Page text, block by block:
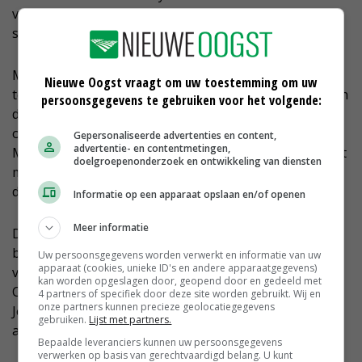
vreest de Wit voor de vele regels. 'Het waterschap wil
schone sloten. Hoe past lisdodde daar dan in?'
Melkveehouder Bert de Groot uit Woerden ziet natte
teelten niet meteen als oplossing voor de problemen in
de veenweiden. 'De projecten zitten in de
ontwikkelingsfase en moeten nog worden uitgewerkt.
Maar het is interessant om na te denken of we niet wat
met onze watergangen kunnen. Vooralsnog halen we
daar nul opbrengst uit.'
De Groot stelt dat er eerst een onderbouwde
businesscase moet komen. 'Ik denk dat het volgende
veldcongres moet gaan over de afzetmarkt.
Cranberry's zijn nog wel te verkopen, maar veenmos?
Je moet iemand hebben die deze producten wil
afnemen.'
Nieuwe Oogst vraagt om uw toestemming om uw
persoonsgegevens te gebruiken voor het volgende:
Gepersonaliseerde advertenties en content,
advertentie- en contentmetingen,
doelgroepenonderzoek en ontwikkeling van diensten
Informatie op een apparaat opslaan en/of openen
Meer informatie
Uw persoonsgegevens worden verwerkt en informatie van uw
apparaat (cookies, unieke ID's en andere apparaatgegevens)
kan worden opgeslagen door, geopend door en gedeeld met
4 partners of specifiek door deze site worden gebruikt. Wij en
onze partners kunnen precieze geolocatiegegevens
gebruiken. Lijst met partners.
Bepaalde leveranciers kunnen uw persoonsgegevens
verwerken op basis van gerechtvaardigd belang. U kunt